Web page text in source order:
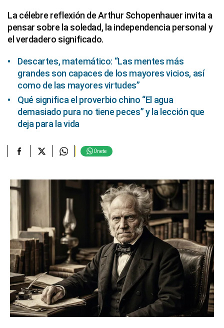
La célebre reflexión de Arthur Schopenhauer invita a
pensar sobre la soledad, la independencia personal y
el verdadero significado.
Descartes, matemático: “Las mentes más
grandes son capaces de los mayores vicios, así
como de las mayores virtudes”
Qué significa el proverbio chino “El agua
demasiado pura no tiene peces” y la lección que
deja para la vida
Únete